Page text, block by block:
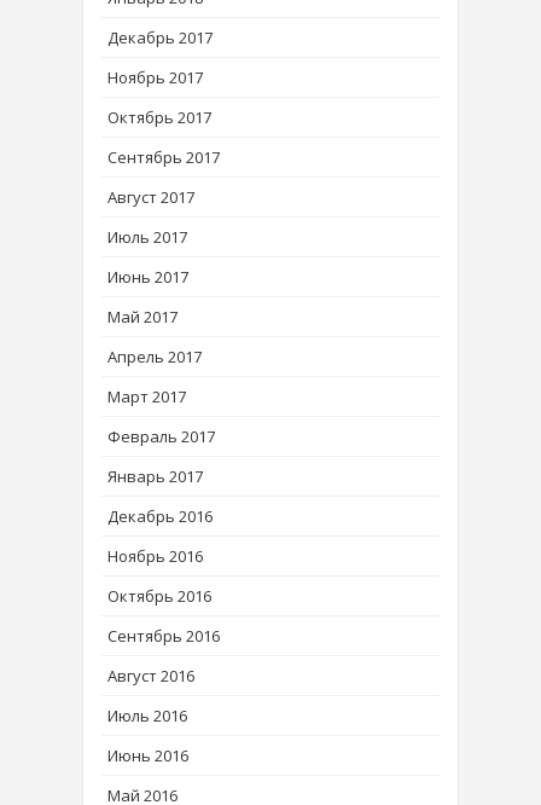
Декабрь 2017
Ноябрь 2017
Октябрь 2017
Сентябрь 2017
Август 2017
Июль 2017
Июнь 2017
Май 2017
Апрель 2017
Март 2017
Февраль 2017
Январь 2017
Декабрь 2016
Ноябрь 2016
Октябрь 2016
Сентябрь 2016
Август 2016
Июль 2016
Июнь 2016
Май 2016